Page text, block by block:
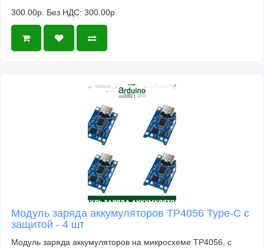
300.00р. Без НДС: 300.00р.
Модуль заряда аккумуляторов TP4056 Type-C с
защитой - 4 шт
Модуль заряда аккумуляторов на микросхеме TP4056, с